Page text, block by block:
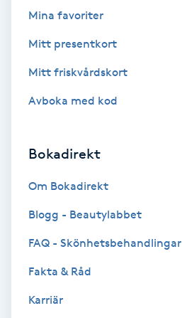
Brynfärgning
Bröllopsuppsättning
Celluliter
Coachning
Mina favoriter
Mitt presentkort
Mitt friskvårdskort
Avboka med kod
Bokadirekt
Om Bokadirekt
Blogg - Beautylabbet
FAQ - Skönhetsbehandlingar
Fakta & Råd
Karriär